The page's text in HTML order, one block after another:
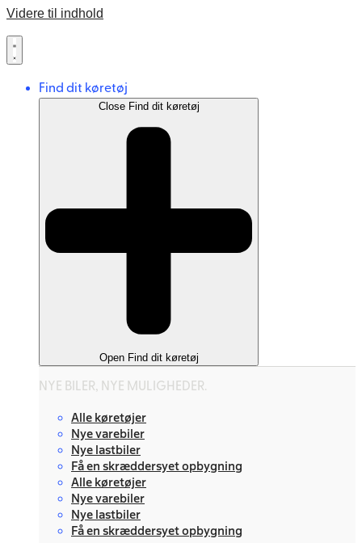
Videre til indhold
Find dit køretøj
Close Find dit køretøj
Open Find dit køretøj
NYE BILER, NYE MULIGHEDER.
Alle køretøjer
Nye varebiler
Nye lastbiler
Få en skræddersyet opbygning
Alle køretøjer
Nye varebiler
Nye lastbiler
Få en skræddersyet opbygning